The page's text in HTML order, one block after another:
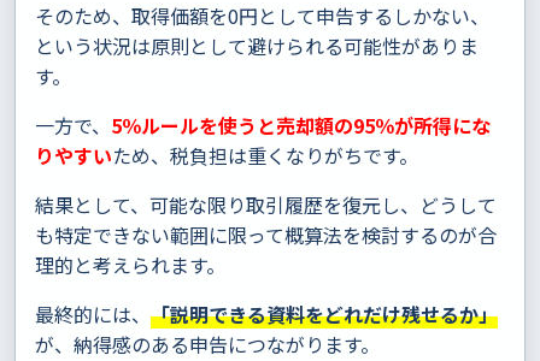
そのため、取得価額を0円として申告するしかない、
という状況は原則として避けられる可能性がありま
す。
一方で、 5％ルールを使うと売却額の95％が所得にな
りやすいため、税負担は重くなりがちです。
結果として、可能な限り取引履歴を復元し、どうして
も特定できない範囲に限って概算法を検討するのが合
理的と考えられます。
最終的には、 「説明できる資料をどれだけ残せるか」
が、納得感のある申告につながります。